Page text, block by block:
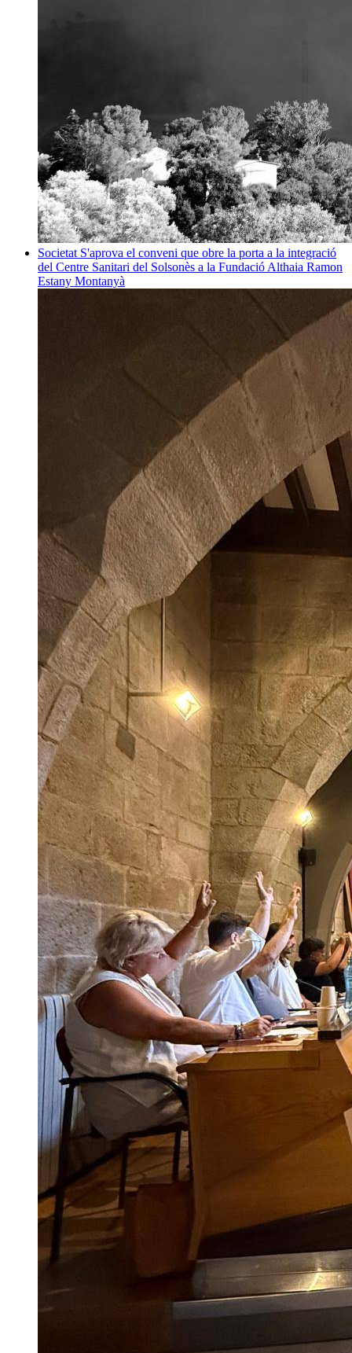
Societat S'aprova el conveni que obre la porta a la integració
del Centre Sanitari del Solsonès a la Fundació Althaia Ramon
Estany Montanyà